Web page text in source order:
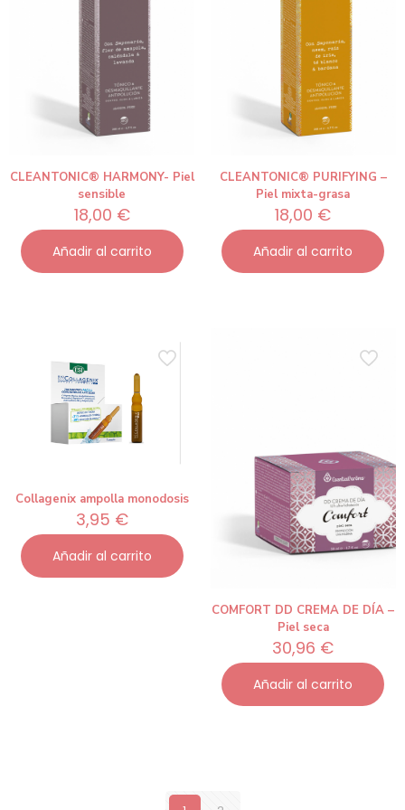
CLEANTONIC® HARMONY- Piel
sensible
18,00 €
Añadir al carrito
CLEANTONIC® PURIFYING –
Piel mixta-grasa
18,00 €
Añadir al carrito
Collagenix ampolla monodosis
3,95 €
Añadir al carrito
COMFORT DD CREMA DE DÍA –
Piel seca
30,96 €
Añadir al carrito